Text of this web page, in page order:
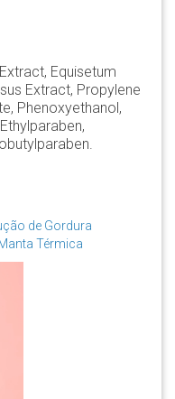
Equisetum
Extract, Propylene
Phenoxyethanol,
de Gordura
Térmica